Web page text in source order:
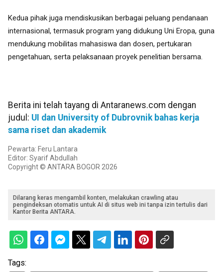
Kedua pihak juga mendiskusikan berbagai peluang pendanaan
internasional, termasuk program yang didukung Uni Eropa, guna
mendukung mobilitas mahasiswa dan dosen, pertukaran
pengetahuan, serta pelaksanaan proyek penelitian bersama.
Berita ini telah tayang di Antaranews.com dengan
judul: UI dan University of Dubrovnik bahas kerja
sama riset dan akademik
Pewarta: Feru Lantara
Editor: Syarif Abdullah
Copyright © ANTARA BOGOR 2026
Dilarang keras mengambil konten, melakukan crawling atau
pengindeksan otomatis untuk AI di situs web ini tanpa izin tertulis dari
Kantor Berita ANTARA.
Tags: